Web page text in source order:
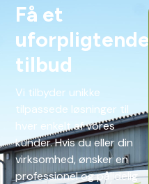
Få et
uforpligtende
tilbud
Vi tilbyder unikke
tilpassede løsninger til
hver enkelt af vores
kunder. Hvis du eller din
virksomhed, ønsker en
professionel og pålidelig